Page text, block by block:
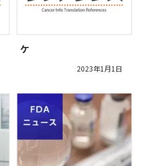
ケ
2023年1月1日